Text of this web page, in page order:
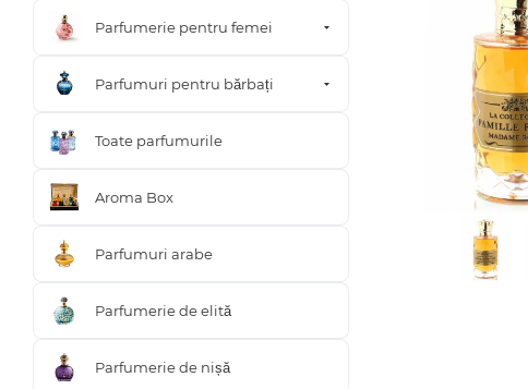
Parfumerie pentru femei
Parfumuri pentru bărbați
Toate parfumurile
Aroma Box
Parfumuri arabe
Parfumerie de elită
Parfumerie de nișă